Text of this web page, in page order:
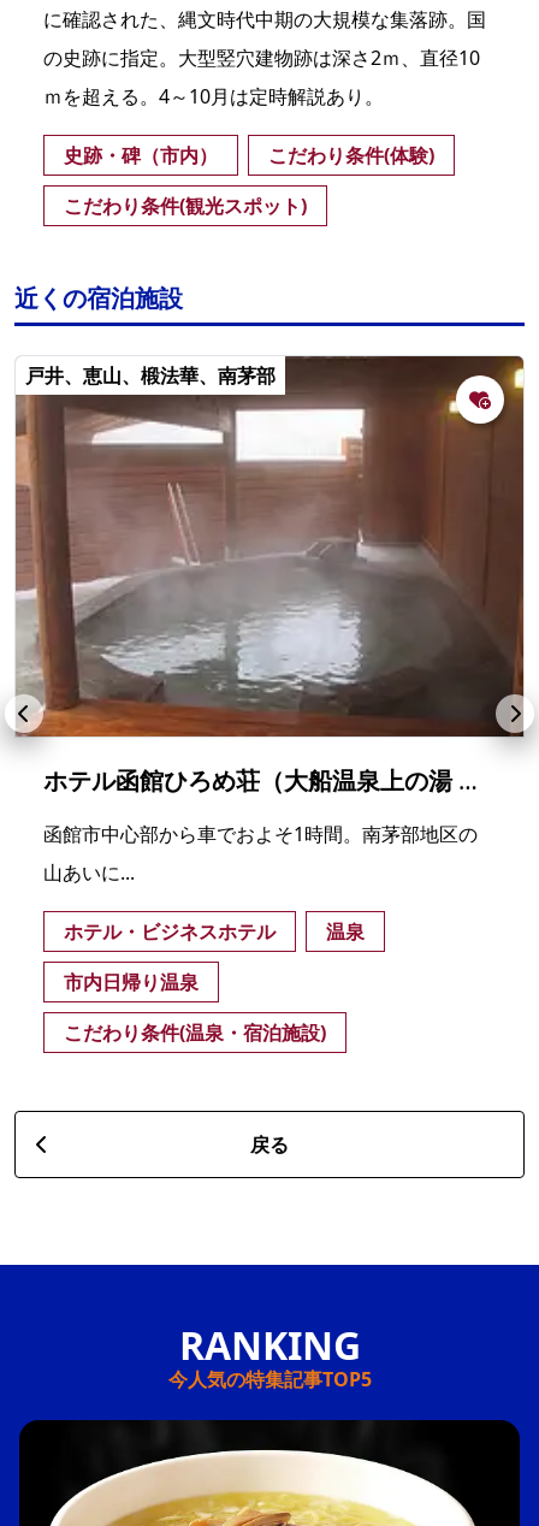
に確認された、縄文時代中期の大規模な集落跡。国
の史跡に指定。大型竪穴建物跡は深さ2ｍ、直径10
ｍを超える。4～10月は定時解説あり。
史跡・碑（市内）
こだわり条件(体験)
こだわり条件(観光スポット)
近くの宿泊施設
戸井、恵山、椴法華、南茅部
ホテル函館ひろめ荘（大船温泉上の湯 南かやべ保養センター）
函館市中心部から車でおよそ1時間。南茅部地区の
山あいに...
ホテル・ビジネスホテル
温泉
市内日帰り温泉
こだわり条件(温泉・宿泊施設)
戻る
今人気の特集記事TOP5